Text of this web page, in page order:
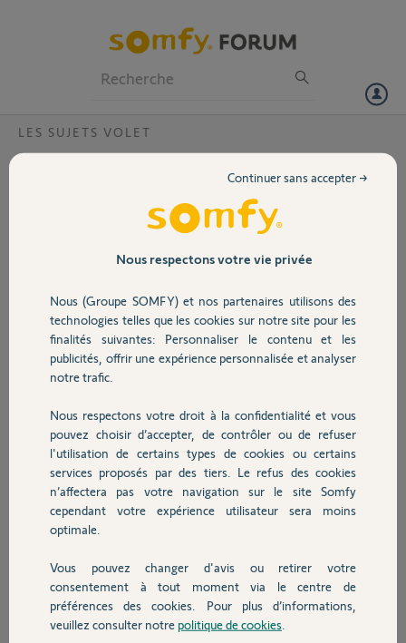
Volet
Sécurité
Domotique
Chauffage
Autres produits
Devis avec un pro
Contact
LES SUJETS VOLET
Bonjour,comment faut-il procéder pour
deporter un panneau solaire Somfy car pas
laurent V.
il y a presque 2 ans
Participer au fil de discussion
Réponses
Bonjour
Quel panneau solaire ? Sur quelle motorisation ?
Nous respectons votre vie privée
Nous (Groupe SOMFY) et nos partenaires utilisons des
technologies telles que les cookies sur notre site pour les
finalités suivantes: Personnaliser le contenu et les
publicités, offrir une expérience personnalisée et analyser
notre trafic.
Nous respectons votre droit à la confidentialité et vous
pouvez choisir d’accepter, de contrôler ou de refuser
l'utilisation de certains types de cookies ou certains
services proposés par des tiers. Le refus des cookies
n’affectera pas votre navigation sur le site Somfy
cependant votre expérience utilisateur sera moins
optimale.
Vous pouvez changer d'avis ou retirer votre
consentement à tout moment via le centre de
préférences des cookies. Pour plus d’informations,
veuillez consulter notre politique de cookies
Continuer sans accepter →